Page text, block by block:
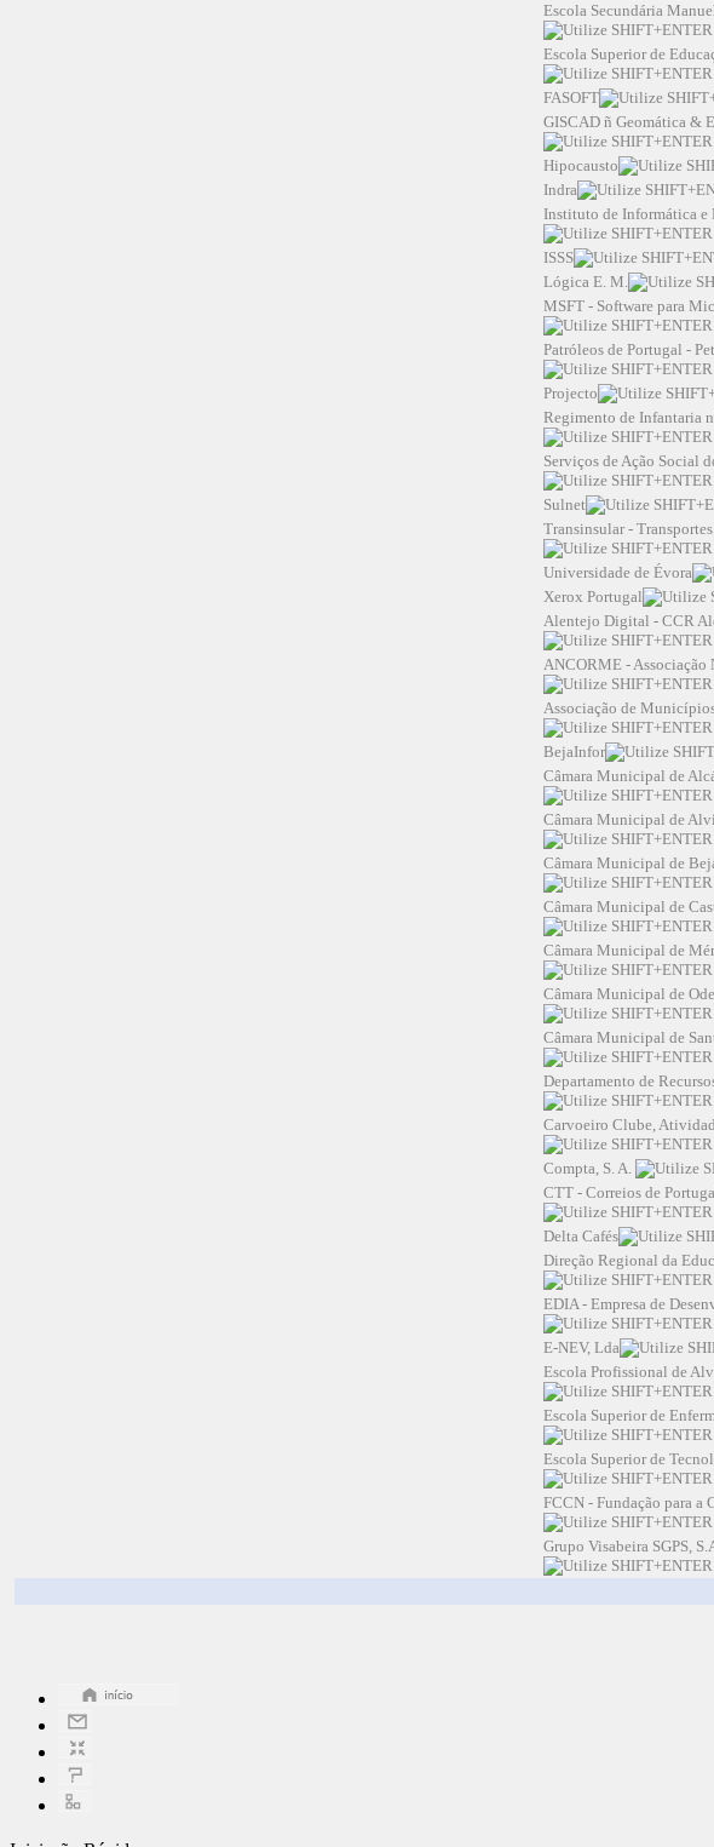
Escola Secundária
Escola Superior de
FASOFT
GISCAD ñ Geomática &
Hipocausto
Indra
Instituto de Informática e
ISSS
Lógica E. M.
MSFT - Software para
Patróleos de Portugal -
Projecto
Regimento de Infantaria
Serviços de Ação Social
Sulnet
Transinsular -
Universidade de Évora
Xerox Portugal
Alentejo Digital - CCR
ANCORME - Associação
Associação de
BejaInfor
Câmara Municipal de
Câmara Municipal de
Câmara Municipal de
Câmara Municipal de
Câmara Municipal de
Câmara Municipal de
Câmara Municipal de
Departamento de
Carvoeiro Clube,
Compta, S. A.
CTT - Correios de
Delta Cafés
Direção Regional da
EDIA - Empresa de
E-NEV, Lda
Escola Profissional de
Escola Superior de
Escola Superior de
FCCN - Fundação para
Grupo Visabeira SGPS,